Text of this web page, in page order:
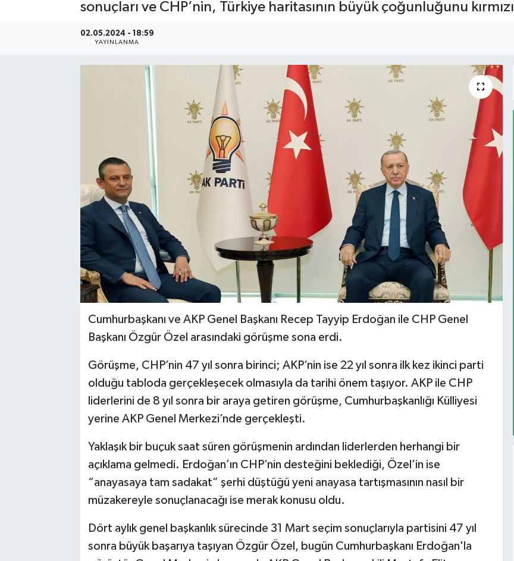
sonuçları ve CHP’nin, Türkiye haritasının büyük çoğunluğunu
02.05.2024 - 18:59
YAYINLANMA
Cumhurbaşkanı ve AKP Genel Başkanı Recep Tayyip Erdoğan ile CHP Genel
Başkanı Özgür Özel arasındaki görüşme sona erdi.
Görüşme, CHP’nin 47 yıl sonra birinci; AKP’nin ise 22 yıl sonra ilk kez ikinci parti
olduğu tabloda gerçekleşecek olmasıyla da tarihi önem taşıyor. AKP ile CHP
liderlerini de 8 yıl sonra bir araya getiren görüşme, Cumhurbaşkanlığı Külliyesi
yerine AKP Genel Merkezi’nde gerçekleşti.
Yaklaşık bir buçuk saat süren görüşmenin ardından liderlerden herhangi bir
açıklama gelmedi. Erdoğan’ın CHP’nin desteğini beklediği, Özel’in ise
“anayasaya tam sadakat” şerhi düştüğü yeni anayasa tartışmasının nasıl bir
müzakereyle sonuçlanacağı ise merak konusu oldu.
Dört aylık genel başkanlık sürecinde 31 Mart seçim sonuçlarıyla partisini 47 yıl
sonra büyük başarıya taşıyan Özgür Özel, bugün Cumhurbaşkanı Erdoğan'la